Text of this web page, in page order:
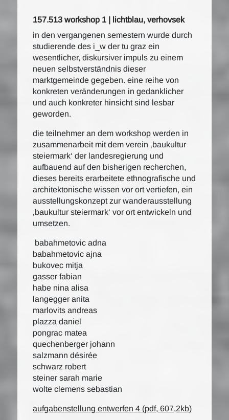
157.513 workshop 1 | lichtblau, verhovsek
in den vergangenen semestern wurde durch
studierende des i_w der tu graz ein
wesentlicher, diskursiver impuls zu einem
neuen selbstverständnis dieser
marktgemeinde gegeben. eine reihe von
konkreten veränderungen in gedanklicher
und auch konkreter hinsicht sind lesbar
geworden.
die teilnehmer an dem workshop werden in
zusammenarbeit mit dem verein ‚baukultur
steiermark‘ der landesregierung und
aufbauend auf den bisherigen recherchen,
dieses bereits erarbeitete ethnografische und
architektonische wissen vor ort vertiefen, ein
ausstellungskonzept zur wanderausstellung
‚baukultur steiermark‘ vor ort entwickeln und
umsetzen.
babahmetovic adna
babahmetovic ajna
bukovec mitja
gasser fabian
habe nina alisa
langegger anita
marlovits andreas
plazza daniel
pongrac matea
quechenberger johann
salzmann désirée
schwarz robert
steiner sarah marie
wolte clemens sebastian
aufgabenstellung entwerfen 4 (pdf, 607,2kb)